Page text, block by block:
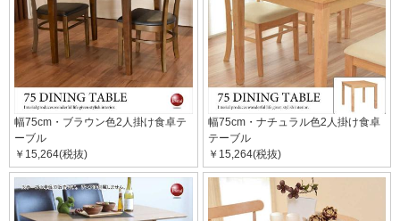
幅75cm・ブラウン色2人掛け食卓テ
ーブル
￥15,264(税抜)
幅75cm・ナチュラル色2人掛け食卓
テーブル
￥15,264(税抜)